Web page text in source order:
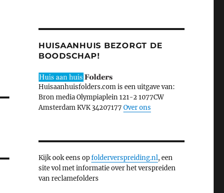
HUISAANHUIS BEZORGT DE
BOODSCHAP!
Huisaanhuisfolders.com is een uitgave van:
Bron media Olympiaplein 121-2 1077CW
Amsterdam KVK 34207177 Over ons
Kijk ook eens opfolderverspreiding.nl, een
site vol met informatie over het verspreiden
van reclamefolders